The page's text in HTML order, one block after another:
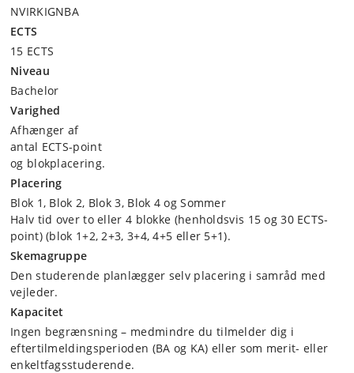
NVIRKIGNBA
ECTS
15 ECTS
Niveau
Bachelor
Varighed
Afhænger af
antal ECTS-point
og blokplacering.
Placering
Blok 1, Blok 2, Blok 3, Blok 4 og Sommer
Halv tid over to eller 4 blokke (henholdsvis 15 og 30 ECTS-
point) (blok 1+2, 2+3, 3+4, 4+5 eller 5+1).
Skemagruppe
Den studerende planlægger selv placering i samråd med
vejleder.
Kapacitet
Ingen begrænsning – medmindre du tilmelder dig i
eftertilmeldingsperioden (BA og KA) eller som merit- eller
enkeltfagsstuderende.